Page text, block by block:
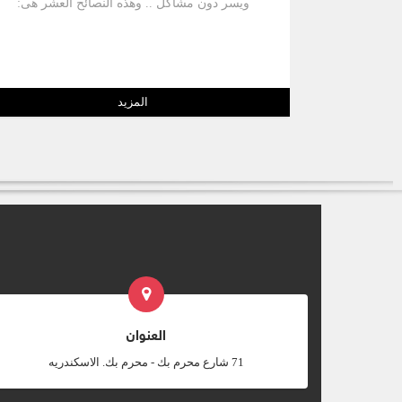
ويسر دون مشاكل .. وهذه النصائح العشر هى:
المزيد
العنوان
‎71 شارع محرم بك - محرم بك. الاسكندريه